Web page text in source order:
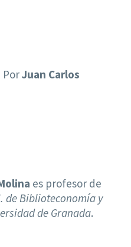
PorJuan Carlos
es profesor de
de Biblioteconomía y
de Granada.